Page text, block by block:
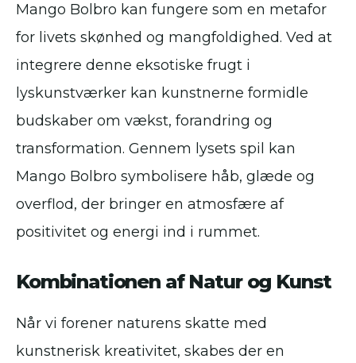
Mango Bolbro kan fungere som en metafor
for livets skønhed og mangfoldighed. Ved at
integrere denne eksotiske frugt i
lyskunstværker kan kunstnerne formidle
budskaber om vækst, forandring og
transformation. Gennem lysets spil kan
Mango Bolbro symbolisere håb, glæde og
overflod, der bringer en atmosfære af
positivitet og energi ind i rummet.
Kombinationen af Natur og Kunst
Når vi forener naturens skatte med
kunstnerisk kreativitet, skabes der en